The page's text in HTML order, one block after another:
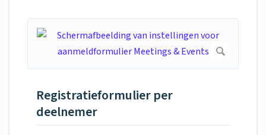
Registratieformulier per
deelnemer